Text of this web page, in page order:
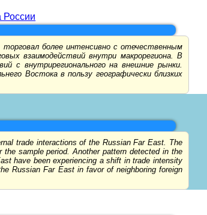
России
торговал более интенсивно с отечественным
взаимодействий внутри макрорегиона. В
с внутрирегионального на внешние рынки.
Востока в пользу географически близких
trade interactions of the Russian Far East. The
sample period. Another pattern detected in the
have been experiencing a shift in trade intensity
Russian Far East in favor of neighboring foreign